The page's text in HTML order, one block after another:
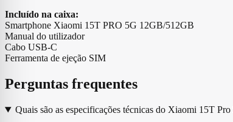
Incluído na caixa:
Smartphone Xiaomi 15T PRO 5G 12GB/512GB
Manual do utilizador
Cabo USB-C
Ferramenta de ejeção SIM
Perguntas frequentes
Quais são as especificações técnicas do Xiaomi 15T